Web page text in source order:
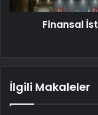
Finansal
İlgili Makaleler